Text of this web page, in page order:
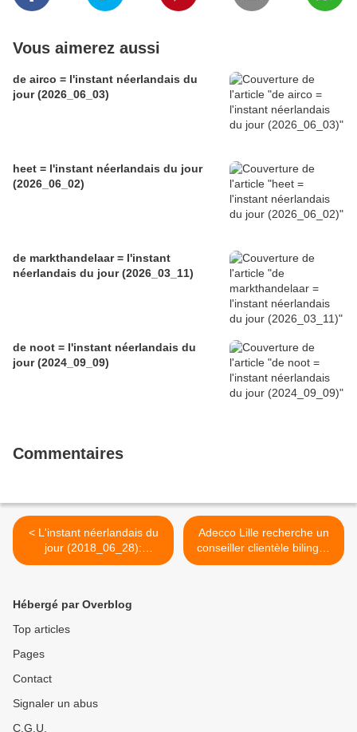
Vous aimerez aussi
de airco = l'instant néerlandais du
jour (2026_06_03)
heet = l'instant néerlandais du jour
(2026_06_02)
de markthandelaar = l'instant
néerlandais du jour (2026_03_11)
de noot = l'instant néerlandais du
jour (2024_09_09)
Commentaires
< L'instant néerlandais du
jour (2018_06_28):
uitgeschakeld
Adecco Lille recherche un
conseiller clientèle bilingue
français-néerlandais >
Hébergé par Overblog
Top articles
Pages
Contact
Signaler un abus
C.G.U.